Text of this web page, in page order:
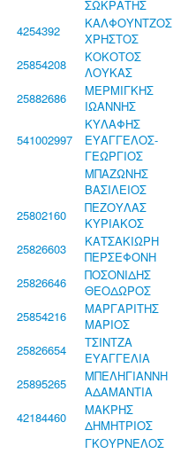
ΣΩΚΡΑΤΗΣ
4254392
ΚΑΛΦΟΥΝΤΖΟΣ
ΧΡΗΣΤΟΣ
25854208
ΚΟΚΟΤΟΣ
ΛΟΥΚΑΣ
25882686
ΜΕΡΜΙΓΚΗΣ
ΙΩΑΝΝΗΣ
541002997
ΚΥΛΑΦΗΣ
ΕΥΑΓΓΕΛΟΣ-
ΓΕΩΡΓΙΟΣ
ΜΠΑΖΩΝΗΣ
ΒΑΣΙΛΕΙΟΣ
25802160
ΠΕΖΟΥΛΑΣ
ΚΥΡΙΑΚΟΣ
25826603
ΚΑΤΣΑΚΙΩΡΗ
ΠΕΡΣΕΦΟΝΗ
25826646
ΠΟΣΟΝΙΔΗΣ
ΘΕΟΔΩΡΟΣ
25854216
ΜΑΡΓΑΡΙΤΗΣ
ΜΑΡΙΟΣ
25826654
ΤΣΙΝΤΖΑ
ΕΥΑΓΓΕΛΙΑ
25895265
ΜΠΕΛΗΓΙΑΝΝΗ
ΑΔΑΜΑΝΤΙΑ
42184460
ΜΑΚΡΗΣ
ΔΗΜΗΤΡΙΟΣ
ΓΚΟΥΡΝΕΛΟΣ